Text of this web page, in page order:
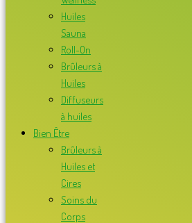
Huiles
Sauna
Roll-On
Brûleurs à
Huiles
Diffuseurs
à huiles
Bien Être
Brûleurs à
Huiles et
Cires
Soins du
Corps